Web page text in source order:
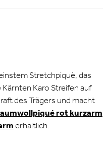
Stretchpiquè, das
Karo Streifen auf
des Trägers und macht
rot kurzarm
erhältlich.